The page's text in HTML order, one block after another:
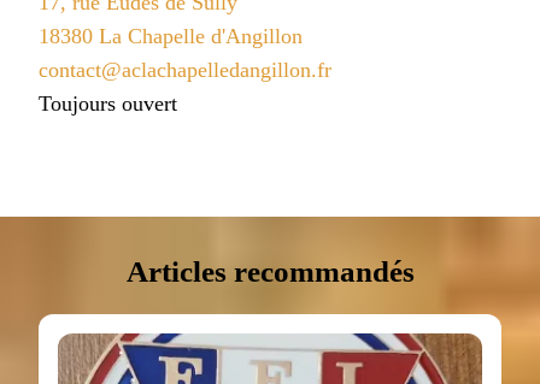
18380 La Chapelle d'Angillon
contact@aclachapelledangillon.fr
Toujours ouvert
Articles recommandés